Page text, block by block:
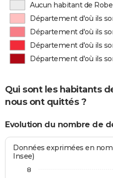
Aucun habitant de
Département d'où ils
Département d'où ils
Département d'où ils
Département d'où ils
Qui sont les habitants
nous ont quittés ?
Evolution du nombre de
Données exprimées en
Insee)
8